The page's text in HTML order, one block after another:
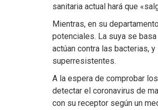
sanitaria actual hará que
Mientras, en su
potenciales. La suya se
actúan contra las bacterias,
superresistentes.
A la espera de comprobar
detectar el coronavirus de
con su receptor según un